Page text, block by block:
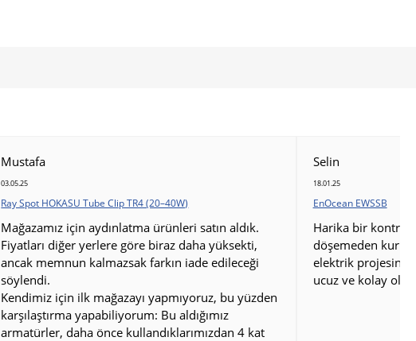
Mustafa
03.05.25
Ray Spot HOKASU Tube Clip TR4 (20–40W)
Mağazamız için aydınlatma ürünleri satın aldık.
Fiyatları diğer yerlere göre biraz daha yüksekti,
ancak memnun kalmazsak farkın iade edileceği
söylendi.
Kendimiz için ilk mağazayı yapmıyoruz, bu yüzden
karşılaştırma yapabiliyorum: Bu aldığımız
armatürler, daha önce kullandıklarımızdan 4 kat
Selin
18.01.25
EnOcean EWSSB
Harika bir kontrol
döşemeden
elektrik projesini
ucuz ve kolay